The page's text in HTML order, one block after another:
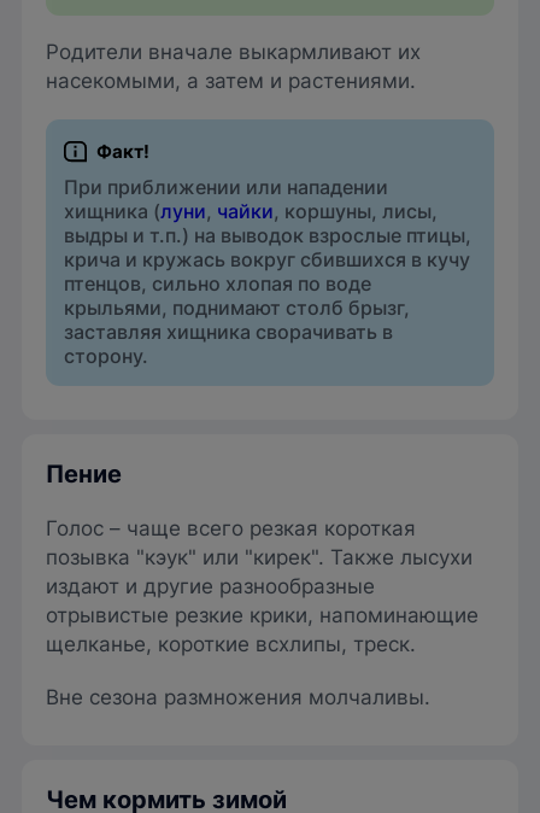
Родители вначале выкармливают их
насекомыми, а затем и растениями.
При приближении или нападении
хищника (луни, чайки, коршуны, лисы,
выдры и т.п.) на выводок взрослые птицы,
крича и кружась вокруг сбившихся в кучу
птенцов, сильно хлопая по воде
крыльями, поднимают столб брызг,
заставляя хищника сворачивать в
сторону.
Пение
Голос – чаще всего резкая короткая
позывка "кэук" или "кирек". Также лысухи
издают и другие разнообразные
отрывистые резкие крики, напоминающие
щелканье, короткие всхлипы, треск.
Вне сезона размножения молчаливы.
Чем кормить зимой